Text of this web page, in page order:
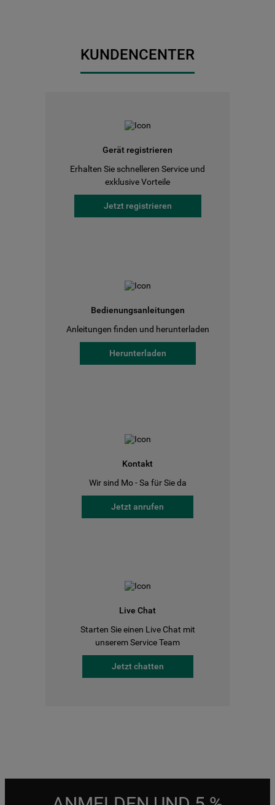
KUNDENCENTER
Gerät registrieren
Erhalten Sie schnelleren Service und
exklusive Vorteile
Jetzt registrieren
Bedienungsanleitungen
Anleitungen finden und herunterladen
Herunterladen
Kontakt
Wir sind Mo - Sa für Sie da
Jetzt anrufen
Live Chat
Starten Sie einen Live Chat mit
unserem Service Team
Jetzt chatten